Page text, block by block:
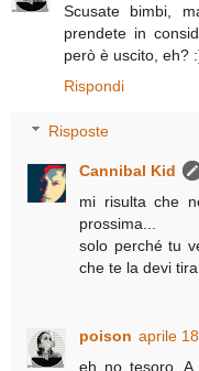
Scusate bimbi,
prendete in
però è uscito, eh?
Rispondi
Risposte
Cannibal Kid
mi risulta che
prossima...
solo perché tu
che te la devi
poison aprile
eh no tesoro.